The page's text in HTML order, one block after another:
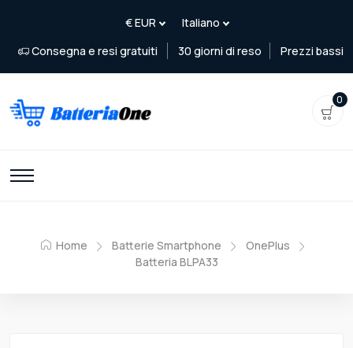
Consegna e resi gratuiti 30 giorni di reso Prezzi bassi
0
Home Batterie Smartphone
OnePlus
Batteria BLPA33